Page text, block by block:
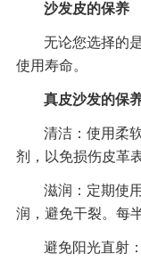
沙发皮的保养
无论您选择的
使用寿命。
真皮沙发的保
清洁：使用柔
剂，以免损伤皮革
滋润：定期使
润，避免干裂。每
避免阳光直射